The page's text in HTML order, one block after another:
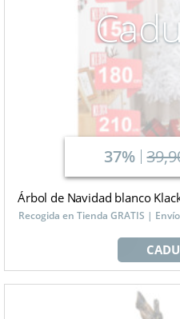
37%
Árbol de Navidad blanco
Recogida en Tienda GRATIS |